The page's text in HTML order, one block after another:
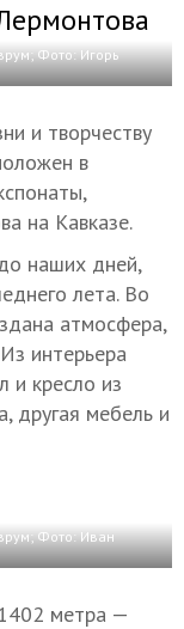
Фото: Игорь
и творчеству
в
на Кавказе.
наших дней,
лета. Во
атмосфера,
интерьера
и кресло из
другая мебель и
Фото: Иван
метра —